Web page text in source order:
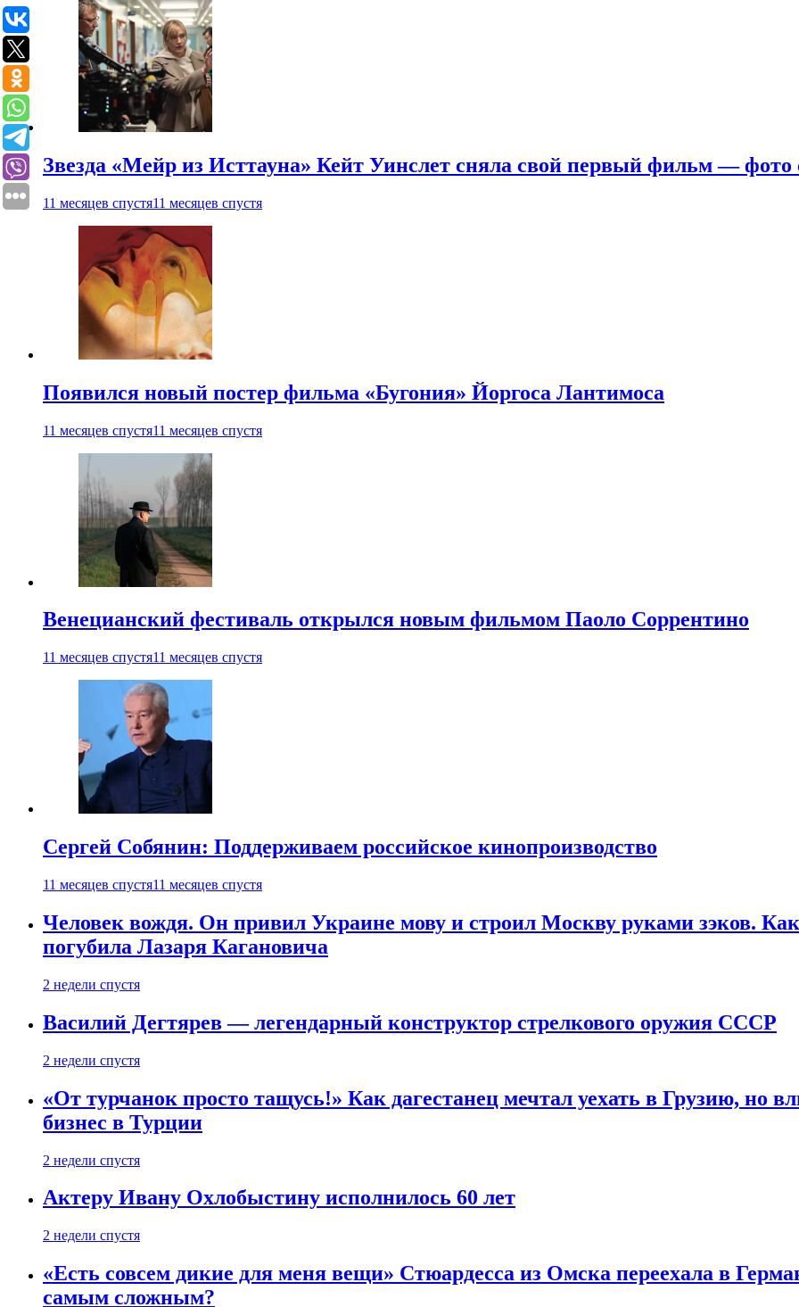
Звезда «Мейр из Исттауна» Кейт Уинслет сняла свой первый фильм — фото
11 месяцев спустя11 месяцев спустя
Появился новый постер фильма «Бугония» Йоргоса Лантимоса
11 месяцев спустя11 месяцев спустя
Венецианский фестиваль открылся новым фильмом Паоло Соррентино
11 месяцев спустя11 месяцев спустя
Сергей Собянин: Поддерживаем российское кинопроизводство
11 месяцев спустя11 месяцев спустя
Человек вождя. Он привил Украине мову и строил Москву руками зэков.
погубила Лазаря Кагановича
2 недели спустя
Василий Дегтярев — легендарный конструктор стрелкового оружия СССР
2 недели спустя
«От турчанок просто тащусь!» Как дагестанец мечтал уехать в Грузию, но
бизнес в Турции
2 недели спустя
Актеру Ивану Охлобыстину исполнилось 60 лет
2 недели спустя
«Есть совсем дикие для меня вещи» Стюардесса из Омска переехала в
самым сложным?